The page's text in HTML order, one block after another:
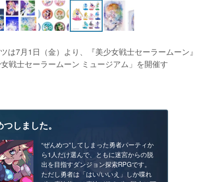
7月1日（金）より、​​『美少女戦士セーラームーン』
戦士セーラームーン ミュージアム」を開催す
しました。
“ぜんめつ”してしまった勇者パーティか
ら1人だけ選んで、ともに迷宮からの脱
出を目指すダンジョン探索RPGです。
ただし勇者は「はい/いいえ」しか喋れ